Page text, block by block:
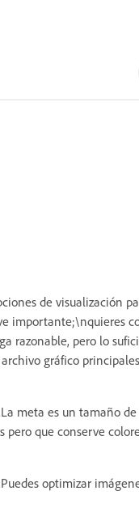
de visualización
importante;\nquieres
razonable, pero lo
gráfico
meta es un tamaño
que conserve
optimizar